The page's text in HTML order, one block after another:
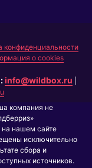
конфиденциальности
о cookies
info@wildbox.ru
компания не
на нашем сайте
исключительно
сбора и
источников.